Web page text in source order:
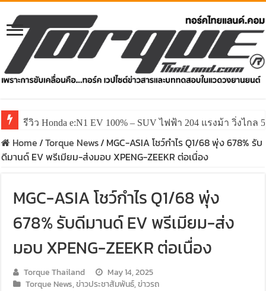
รีวิว Honda e:N1 EV 100% – SUV ไฟฟ้า 204 แรงม้า วิ่งไกล
Home/Torque News/ MGC-ASIA โชว์กำไร Q1/68 พุ่ง 678% รับ
ดีมานด์ EV พรีเมียม-ส่งมอบ XPENG-ZEEKR ต่อเนื่อง
MGC-ASIA โชว์กำไร Q1/68 พุ่ง
678% รับดีมานด์ EV พรีเมียม-ส่ง
มอบ XPENG-ZEEKR ต่อเนื่อง
Torque Thailand
May 14, 2025
Torque News,ข่าวประชาสัมพันธ์,ข่าวรถ